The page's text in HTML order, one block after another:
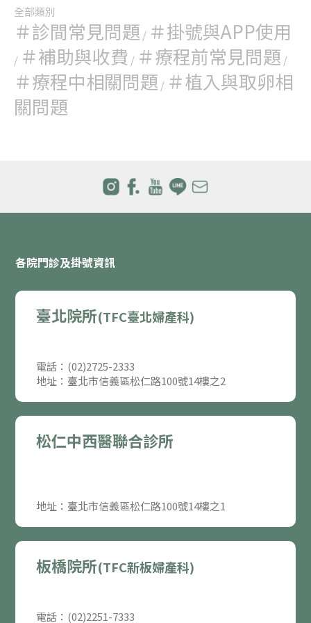
全部類別
＃診間常見問題 / ＃掛號與APP使用
/ ＃補助與收費 / ＃療程前常見問題 /
＃療程中相關問題 / ＃植入與取卵相
關問題
各院門診及掛號資訊
臺北院所(TFC臺北婦產科)
電話：(02)2725-2333
地址：臺北市信義區松仁路100號14樓之2
松仁中西醫聯合診所
地址：臺北市信義區松仁路100號14樓之1
板橋院所(TFC新板婦產科)
電話：(02)2251-7333